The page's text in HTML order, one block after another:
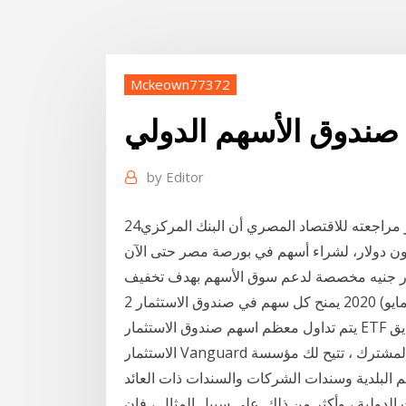
Mckeown77372
صندوق الأسهم الدولي
by Editor
24‏‏/5‏‏/1442 بعد الهجرة ذكر صندوق النقد الدولي في تقرير مراجعته للاقتصاد المصري أن البنك المركزي
500 مليون جنيه، أي ما يعادل 32.3 مليون دولار، لشراء أسهم في بورصة مصر حتى الآن
2 أيار (مايو) 2020 يمنح كل سهم في صندوق الاستثمار ETF مالكه حصة نسبية في إجمالي أصول الصندوق
يتم تداول معظم اسهم صندوق الاستثمار ETF مقابل 100 دولار أو أقل، ولكن حتى حصة تقدم صناديق
الاستثمار Vanguard العشرات من صناديق الاستثم مثل صندوق الاستثمار المشترك ، تتيح لك مؤسسة
وسندات الشركات والسندات ذات العائد